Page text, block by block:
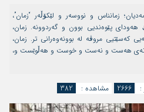
زمانناس و نووسەر و لێکۆڵەر “زمان”،
پێوەندیی بوون و گەردوونە. زمان،
کەسێتیی مروڤە لە بوونەوەرانی تر. زمان،
هەست و نەست و خوست و هەڵوێست و،
:
2666 مشاهده : 382